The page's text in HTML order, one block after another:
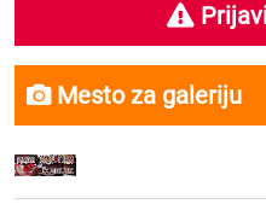
Mesto za galeriju